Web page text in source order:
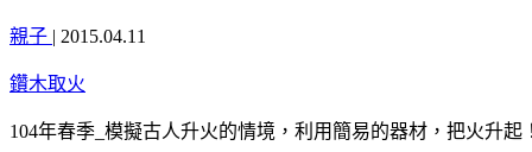
親子 | 2015.04.11
鑽木取火
104年春季_模擬古人升火的情境，利用簡易的器材，把火升